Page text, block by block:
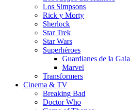
Los Simpsons
Rick y Morty
Sherlock
Star Trek
Star Wars
Superhéroes
Guardianes de la
Marvel
Transformers
Cinema & TV
Breaking Bad
Doctor Who